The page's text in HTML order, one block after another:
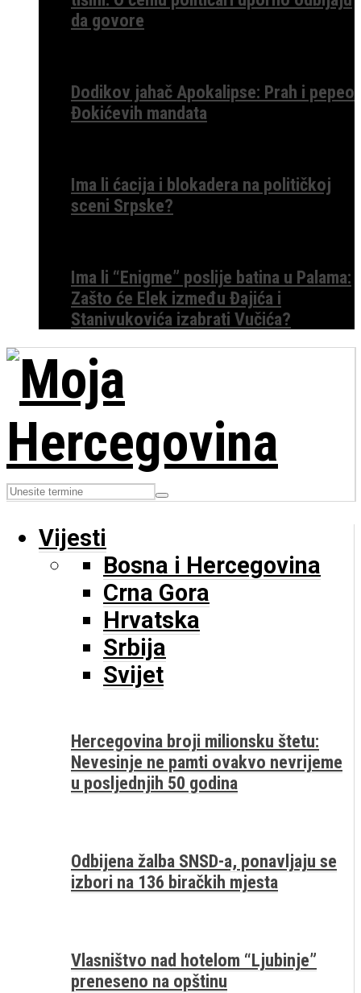
da govore
Dodikov jahač Apokalipse: Prah i pepeo
Đokićevih mandata
Ima li ćacija i blokadera na političkoj
sceni Srpske?
Ima li “Enigme” poslije batina u Palama:
Zašto će Elek između Đajića i
Stanivukovića izabrati Vučića?
Vijesti
Bosna i Hercegovina
Crna Gora
Hrvatska
Srbija
Svijet
Hercegovina broji milionsku štetu:
Nevesinje ne pamti ovakvo nevrijeme
u posljednjih 50 godina
Odbijena žalba SNSD-a, ponavljaju se
izbori na 136 biračkih mjesta
Vlasništvo nad hotelom “Ljubinje”
preneseno na opštinu